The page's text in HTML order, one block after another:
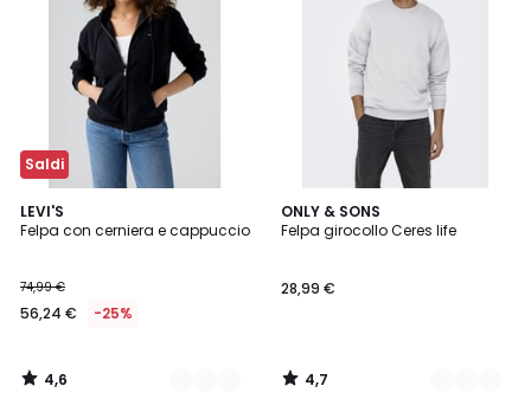
Saldi
LEVI'S
Felpa con cerniera e cappuccio
74,99 €
56,24 € -25%
4,6
/ 5
2
Colori
4,6
/
ONLY & SONS
Felpa girocollo Ceres life
28,99 €
4,7
/ 5
3
Colori
4,7
/